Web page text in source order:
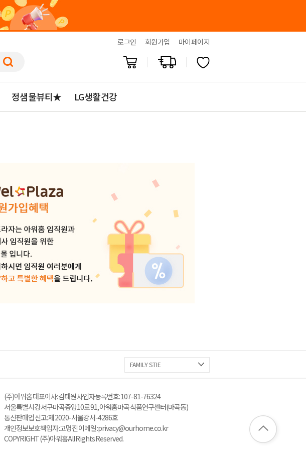
로그인 회원가입 마이페이지
정샘물뷰티★ LG생활건강
FAMILY STIE
(주)아워홈 대표이사 : 김태원 사업자등록번호 : 107-81-76324
서울특별시 강서구 마곡중앙10로 91, 아워홈 마곡 식품연구센터(마곡동)
통신판매업 신고 : 제 2020-서울강서-4286호
개인정보보호책임자 : 고명진 이메일 : privacy@ourhome.co.kr
COPYRIGHT (주)아워홈 All Rights Reserved.